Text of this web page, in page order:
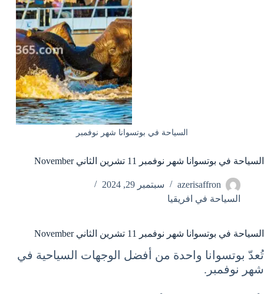
السياحة في بوتسوانا شهر نوفمبر
السياحة في بوتسوانا شهر نوفمبر 11 تشرين الثاني November
azerisaffron
سبتمبر 29, 2024
السياحة في افريقيا
السياحة في بوتسوانا شهر نوفمبر 11 تشرين الثاني November
تُعدّ بوتسوانا واحدة من أفضل الوجهات السياحية في
شهر نوفمبر.